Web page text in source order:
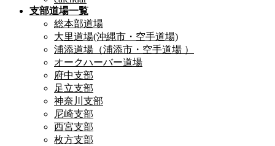
支部道場一覧
総本部道場
大里道場(沖縄市・空手道場)
浦添道場（浦添市・空手道場 ）
オークハーバー道場
府中支部
足立支部
神奈川支部
尼崎支部
西宮支部
枚方支部